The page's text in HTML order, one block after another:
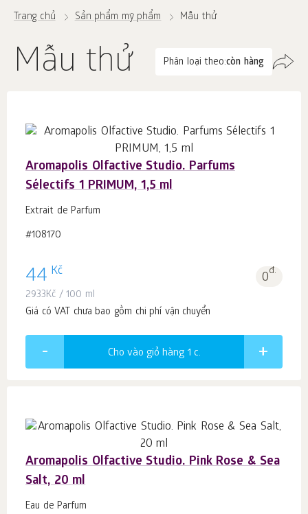
Trang chủ Sản phẩm mỹ phẩm Mẫu thử
Mẫu thử Phân loại theo:còn hàng
Aromapolis Olfactive Studio. Parfums
Sélectifs 1 PRIMUM, 1,5 ml
Extrait de Parfum
#108170
44 Kč 0đ.
2933Kč / 100 ml
Giá có VAT chưa bao gồm chi phí vận chuyển
Cho vào giỏ hàng 1 c.
Aromapolis Olfactive Studio. Pink Rose & Sea
Salt, 20 ml
Eau de Parfum